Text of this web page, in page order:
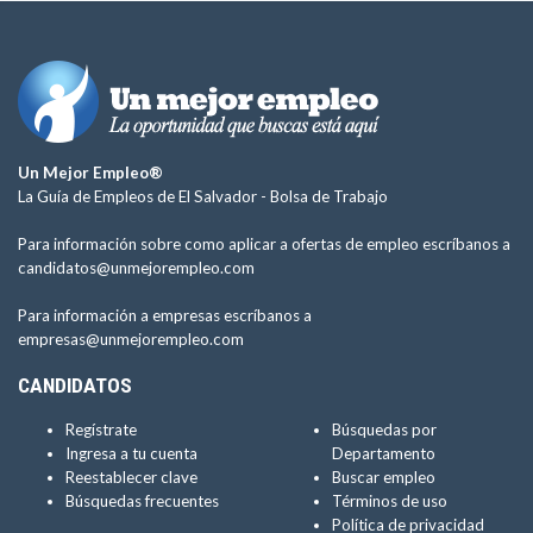
Un Mejor Empleo®
La Guía de Empleos de El Salvador - Bolsa de Trabajo
Para información sobre como aplicar a ofertas de empleo escríbanos a
candidatos@unmejorempleo.com
Para información a empresas escríbanos a
empresas@unmejorempleo.com
CANDIDATOS
Regístrate
Ingresa a tu cuenta
Reestablecer clave
Búsquedas frecuentes
Búsquedas por
Departamento
Buscar empleo
Términos de uso
Política de privacidad